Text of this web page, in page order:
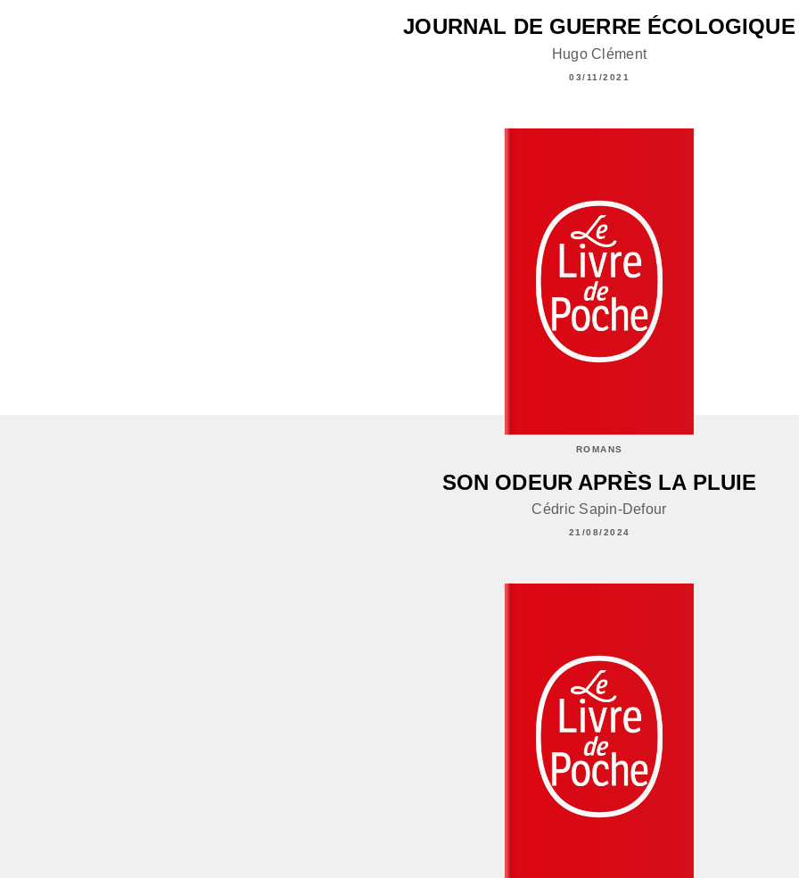
JOURNAL DE GUERRE ÉCOLOGIQUE
Hugo Clément
03/11/2021
ROMANS
SON ODEUR APRÈS LA PLUIE
Cédric Sapin-Defour
21/08/2024